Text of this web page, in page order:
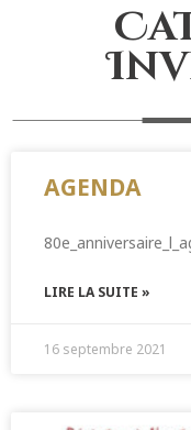
AGENDA
LIRE LA SUITE »
16 septembre 2021